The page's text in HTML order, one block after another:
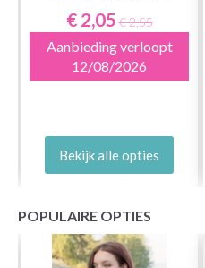
€ 2,05 € 2,55
Aanbieding verloopt
12/08/2026
Bekijk alle opties
POPULAIRE OPTIES